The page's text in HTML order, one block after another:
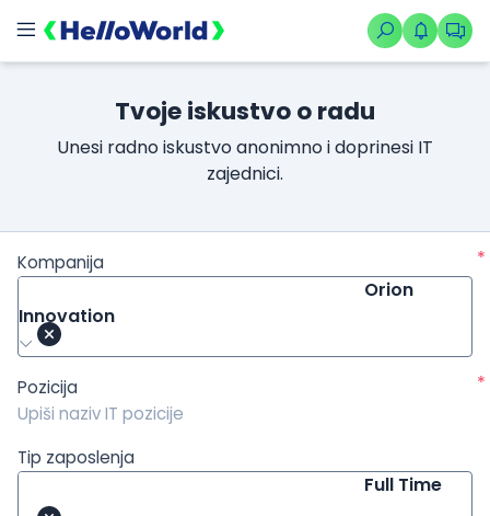
Tvoje iskustvo o radu
Unesi radno iskustvo anonimno i doprinesi IT
zajednici.
Kompanija
*
Orion
Innovation
Pozicija *
Tip zaposlenja
Full Time
/kompanije/iskustvo/